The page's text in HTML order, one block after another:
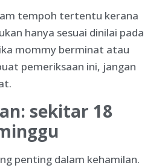
tempoh tertentu kerana
hanya sesuai dinilai pada
mommy berminat atau
pemeriksaan ini, jangan
sekitar 18
penting dalam kehamilan.